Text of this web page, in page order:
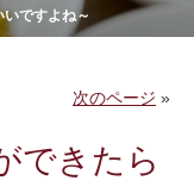
ですよね～
次のページ »
できたら